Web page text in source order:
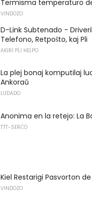
Termisma temperaturo
VINDOZO
D-Link Subtenado -
Telefono, Retpoŝto, kaj Pli
AKIRI PLI HELPO
La plej bonaj komputilaj
Ankoraŭ
LUDADO
Anonima en la retejo: La
TTT-SERĈO
Kiel Restarigi Pasvorton
VINDOZO